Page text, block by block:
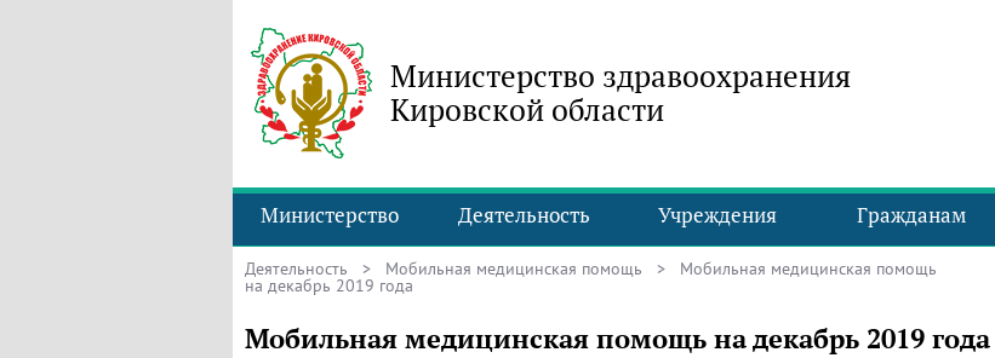
Министерство здравоохранения
Кировской области
Министерство Деятельность Учреждения Гражданам
Деятельность > Мобильная медицинская помощь > Мобильная медицинская помощь
на декабрь 2019 года
Мобильная медицинская помощь на декабрь 2019 года